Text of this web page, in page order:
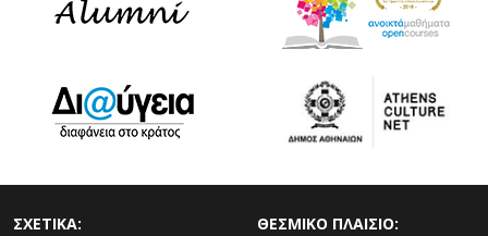
ΣΧΕΤΙΚΑ: ΘΕΣΜΙΚΟ ΠΛΑΙΣΙΟ: